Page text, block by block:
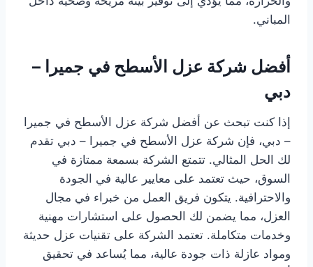
المباني.
أفضل شركة عزل الأسطح في جميرا –
دبي
إذا كنت تبحث عن أفضل شركة عزل الأسطح في جميرا
– دبي، فإن شركة عزل الأسطح في جميرا – دبي تقدم
لك الحل المثالي. تتمتع الشركة بسمعة ممتازة في
السوق، حيث تعتمد على معايير عالية في الجودة
والاحترافية. يتكون فريق العمل من خبراء في مجال
العزل، مما يضمن لك الحصول على استشارات مهنية
وخدمات متكاملة. تعتمد الشركة على تقنيات عزل حديثة
ومواد عازلة ذات جودة عالية، مما يُساعد في تحقيق